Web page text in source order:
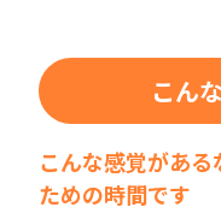
こん
こんな感覚があ
ための時間です